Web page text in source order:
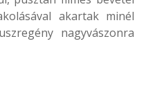
akartak minél
nagyvászonra